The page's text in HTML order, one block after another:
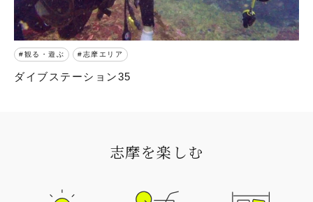
観る・遊ぶ 志摩エリア
ダイブステーション35
志摩を楽しむ